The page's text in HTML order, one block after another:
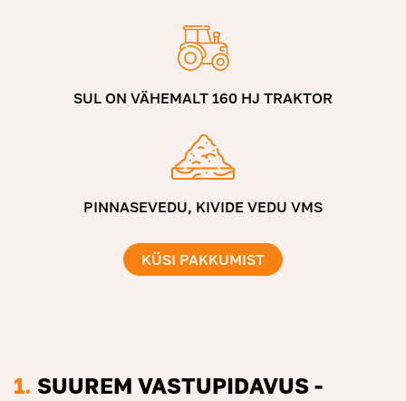
SUL ON VÄHEMALT 160 HJ TRAKTOR
PINNASEVEDU, KIVIDE VEDU VMS
KÜSI PAKKUMIST
1. SUUREM VASTUPIDAVUS -